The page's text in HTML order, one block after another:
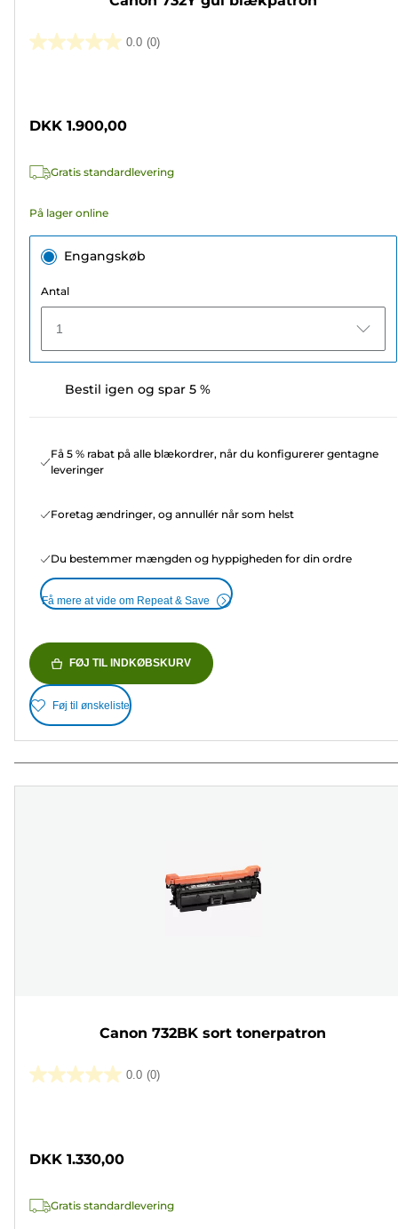
0.0 (0)
0.0
stjerner.
DKK 1.900,00
Gratis standardlevering
På lager online
Engangskøb
Antal
1
Bestil igen og spar 5 %
Få 5 % rabat på alle blækordrer, når du konfigurerer gentagne
leveringer
Foretag ændringer, og annullér når som helst
Du bestemmer mængden og hyppigheden for din ordre
Få mere at vide om Repeat & Save
FØJ TIL INDKØBSKURV
Føj til ønskeliste
Canon 732BK sort tonerpatron
0.0 (0)
0.0
stjerner.
DKK 1.330,00
Gratis standardlevering